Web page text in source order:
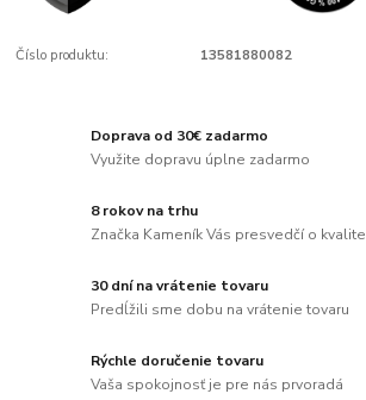
Číslo produktu: 13581880082
Doprava od 30€ zadarmo
Využite dopravu úplne zadarmo
8 rokov na trhu
Značka Kameník Vás presvedčí o kvalite
30 dní na vrátenie tovaru
Predĺžili sme dobu na vrátenie tovaru
Rýchle doručenie tovaru
Vaša spokojnosť je pre nás prvoradá